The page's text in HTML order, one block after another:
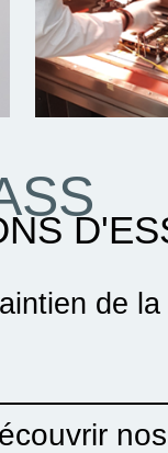
de la